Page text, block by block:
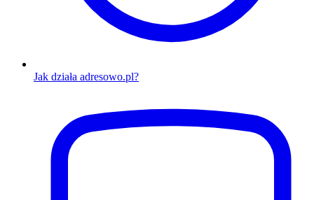
Jak działa adresowo.pl?